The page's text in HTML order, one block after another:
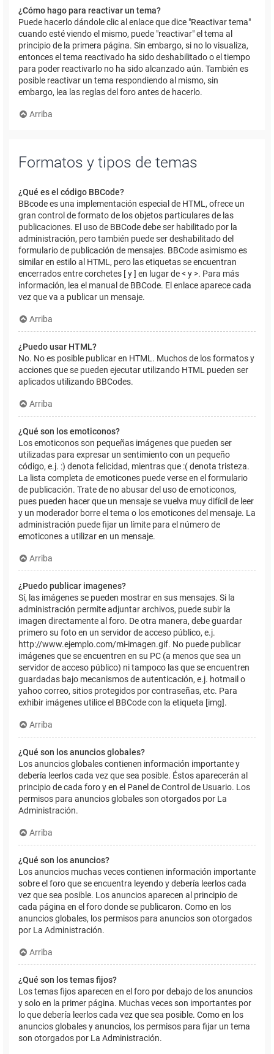
¿Cómo hago para reactivar un tema?
Puede hacerlo dándole clic al enlace que dice "Reactivar tema"
cuando esté viendo el mismo, puede "reactivar" el tema al
principio de la primera página. Sin embargo, si no lo visualiza,
entonces el tema reactivado ha sido deshabilitado o el tiempo
para poder reactivarlo no ha sido alcanzado aún. También es
posible reactivar un tema respondiendo al mismo, sin
embargo, lea las reglas del foro antes de hacerlo.
Arriba
Formatos y tipos de temas
¿Qué es el código BBCode?
BBcode es una implementación especial de HTML, ofrece un
gran control de formato de los objetos particulares de las
publicaciones. El uso de BBCode debe ser habilitado por la
administración, pero también puede ser deshabilitado del
formulario de publicación de mensajes. BBCode asimismo es
similar en estilo al HTML, pero las etiquetas se encuentran
encerrados entre corchetes [ y ] en lugar de < y >. Para más
información, lea el manual de BBCode. El enlace aparece cada
vez que va a publicar un mensaje.
Arriba
¿Puedo usar HTML?
No. No es posible publicar en HTML. Muchos de los formatos y
acciones que se pueden ejecutar utilizando HTML pueden ser
aplicados utilizando BBCodes.
Arriba
¿Qué son los emoticonos?
Los emoticonos son pequeñas imágenes que pueden ser
utilizadas para expresar un sentimiento con un pequeño
código, e.j. :) denota felicidad, mientras que :( denota tristeza.
La lista completa de emoticones puede verse en el formulario
de publicación. Trate de no abusar del uso de emoticonos,
pues pueden hacer que un mensaje se vuelva muy difícil de leer
y un moderador borre el tema o los emoticones del mensaje. La
administración puede fijar un límite para el número de
emoticones a utilizar en un mensaje.
Arriba
¿Puedo publicar imagenes?
Sí, las imágenes se pueden mostrar en sus mensajes. Si la
administración permite adjuntar archivos, puede subir la
imagen directamente al foro. De otra manera, debe guardar
primero su foto en un servidor de acceso público, e.j.
http://www.ejemplo.com/mi-imagen.gif. No puede publicar
imágenes que se encuentren en su PC (a menos que sea un
servidor de acceso público) ni tampoco las que se encuentren
guardadas bajo mecanismos de autenticación, e.j. hotmail o
yahoo correo, sitios protegidos por contraseñas, etc. Para
exhibir imágenes utilice el BBCode con la etiqueta [img].
Arriba
¿Qué son los anuncios globales?
Los anuncios globales contienen información importante y
debería leerlos cada vez que sea posible. Éstos aparecerán al
principio de cada foro y en el Panel de Control de Usuario. Los
permisos para anuncios globales son otorgados por La
Administración.
Arriba
¿Qué son los anuncios?
Los anuncios muchas veces contienen información importante
sobre el foro que se encuentra leyendo y debería leerlos cada
vez que sea posible. Los anuncios aparecen al principio de
cada página en el foro donde se publicaron. Como en los
anuncios globales, los permisos para anuncios son otorgados
por La Administración.
Arriba
¿Qué son los temas fijos?
Los temas fijos aparecen en el foro por debajo de los anuncios
y solo en la primer página. Muchas veces son importantes por
lo que debería leerlos cada vez que sea posible. Como en los
anuncios globales y anuncios, los permisos para fijar un tema
son otorgados por La Administración.